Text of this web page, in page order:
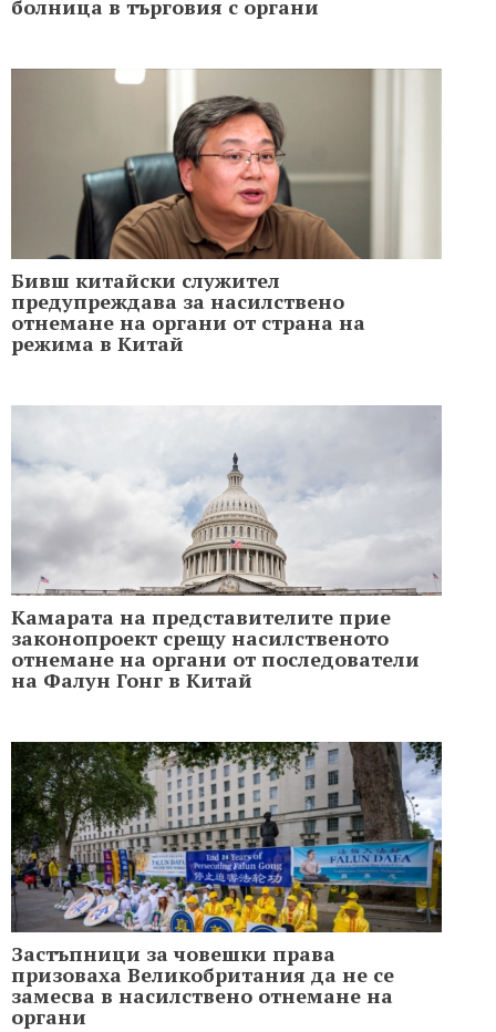
болница в търговия с органи
Бивш китайски служител
предупреждава за насилствено
отнемане на органи от страна на
режима в Китай
Камарата на представителите прие
законопроект срещу насилственото
отнемане на органи от последователи
на Фалун Гонг в Китай
Застъпници за човешки права
призоваха Великобритания да не се
замесва в насилствено отнемане на
органи